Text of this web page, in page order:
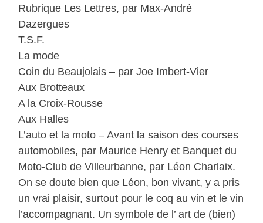
Rubrique Les Lettres, par Max-André
Dazergues
T.S.F.
La mode
Coin du Beaujolais – par Joe Imbert-Vier
Aux Brotteaux
A la Croix-Rousse
Aux Halles
L’auto et la moto – Avant la saison des courses
automobiles, par Maurice Henry et Banquet du
Moto-Club de Villeurbanne, par Léon Charlaix.
On se doute bien que Léon, bon vivant, y a pris
un vrai plaisir, surtout pour le coq au vin et le vin
l’accompagnant. Un symbole de l’ art de (bien)